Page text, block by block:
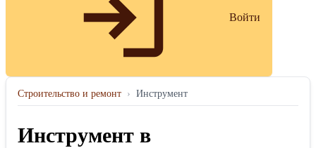
Войти
Строительство и ремонт › Инструмент
Инструмент в